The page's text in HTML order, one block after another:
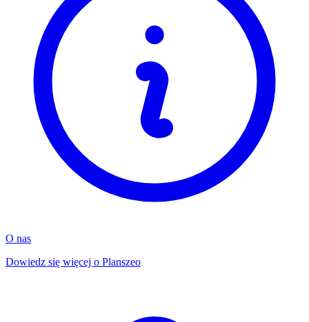
O nas
Dowiedz się więcej o Planszeo